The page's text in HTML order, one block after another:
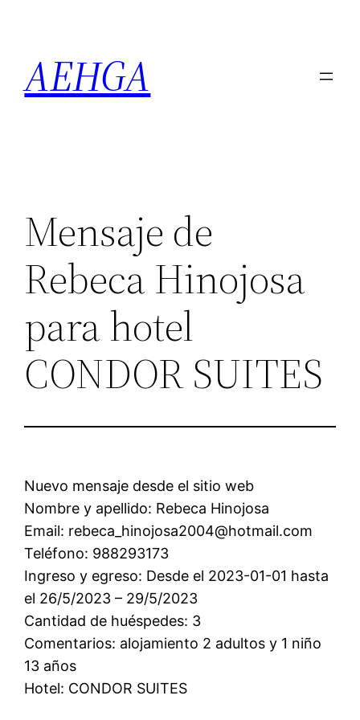
contenido
AEHGA
Mensaje de
Rebeca Hinojosa
para hotel
CONDOR SUITES
Nuevo mensaje desde el sitio web
Nombre y apellido: Rebeca Hinojosa
Email: rebeca_hinojosa2004@hotmail.com
Teléfono: 988293173
Ingreso y egreso: Desde el 2023-01-01 hasta
el 26/5/2023 – 29/5/2023
Cantidad de huéspedes: 3
Comentarios: alojamiento 2 adultos y 1 niño
13 años
Hotel: CONDOR SUITES